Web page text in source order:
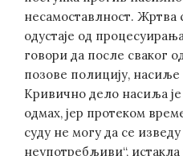
несамоставлност. Жртва
одустаје од
говори да после сваког
позове полицију, насиље
Кривично дело насиља
одмах, јер протеком
суду не могу да се изведу
неупотребљиви“,